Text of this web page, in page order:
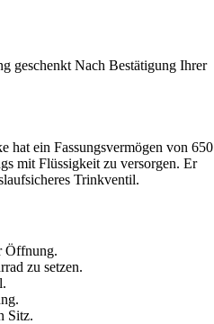
geschenkt Nach Bestätigung Ihrer
hat ein Fassungsvermögen von 650
mit Flüssigkeit zu versorgen. Er
Trinkventil.
Öffnung.
zu setzen.
Sitz.